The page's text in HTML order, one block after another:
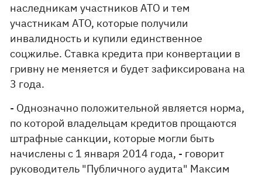
наследникам участников АТО и тем
участникам АТО, которые получили
инвалидность и купили единственное
соцжилье. Ставка кредита при конвертации в
гривну не меняется и будет зафиксирована на
3 года.
- Однозначно положительной является норма,
по которой владельцам кредитов прощаются
штрафные санкции, которые могли быть
начислены с 1 января 2014 года, - говорит
руководитель "Публичного аудита" Максим